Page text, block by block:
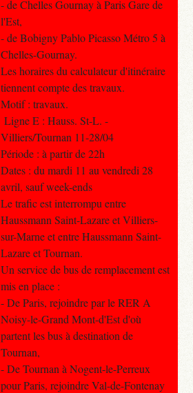
- de Chelles Gournay à Paris Gare de
l'Est,
- de Bobigny Pablo Picasso Métro 5 à
Chelles-Gournay.
Les horaires du calculateur d'itinéraire
tiennent compte des travaux.
Motif : travaux.
Ligne E : Hauss. St-L. -
Villiers/Tournan 11-28/04
Période : à partir de 22h
Dates : du mardi 11 au vendredi 28
avril, sauf week-ends
Le trafic est interrompu entre
Haussmann Saint-Lazare et Villiers-
sur-Marne et entre Haussmann Saint-
Lazare et Tournan.
Un service de bus de remplacement est
mis en place :
- De Paris, rejoindre par le RER A
Noisy-le-Grand Mont-d'Est d'où
partent les bus à destination de
Tournan,
- De Tournan à Nogent-le-Perreux
pour Paris, rejoindre Val-de-Fontenay